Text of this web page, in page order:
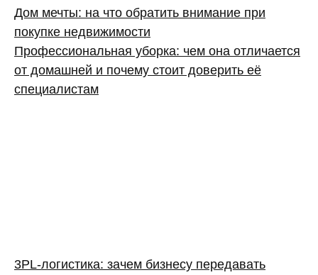
Дом мечты: на что обратить внимание при
покупке недвижимости
Профессиональная уборка: чем она отличается
от домашней и почему стоит доверить её
специалистам
3PL‑логистика: зачем бизнесу передавать